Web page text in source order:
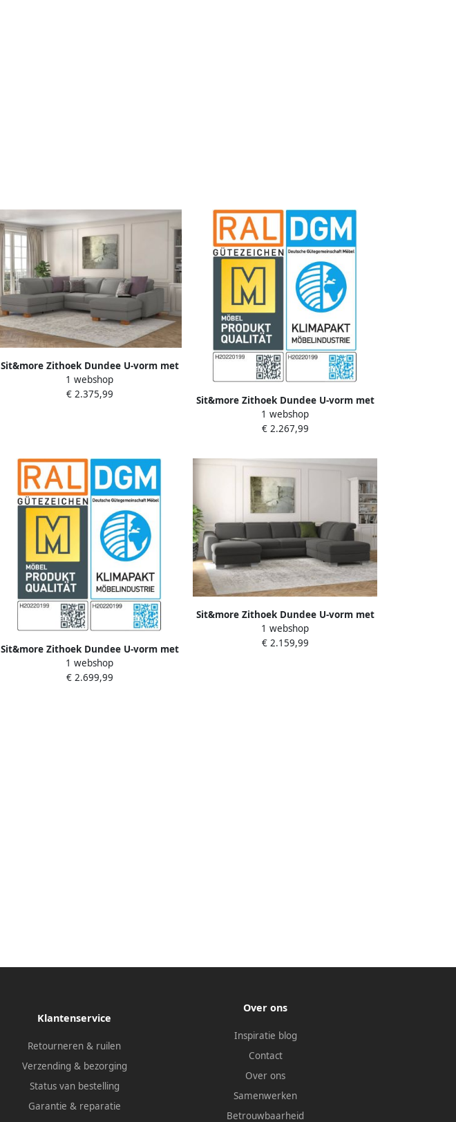
Sit&more Zithoek Dundee U-vorm met
binnenvering en massief houten poten
naar keuze met verstelbare
1 webshop
€ 2.375,99
Sit&more Zithoek Dundee U-vorm met
binnenvering en edelstalen poten naar
keuze met verstelbare hoofdsteun
1 webshop
€ 2.267,99
Sit&more Zithoek Dundee U-vorm met
binnenvering en edelstalen poten naar
keuze met verstelbare hoofdsteun
1 webshop
€ 2.699,99
Sit&more Zithoek Dundee U-vorm met
binnenvering en edelstalen poten naar
keuze met verstelbare hoofdsteun
1 webshop
€ 2.159,99
Klantenservice
Retourneren & ruilen
Verzending & bezorging
Status van bestelling
Garantie & reparatie
Over ons
Inspiratie blog
Contact
Over ons
Samenwerken
Betrouwbaarheid